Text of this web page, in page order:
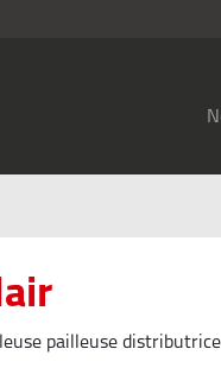
pailleuse distributrice